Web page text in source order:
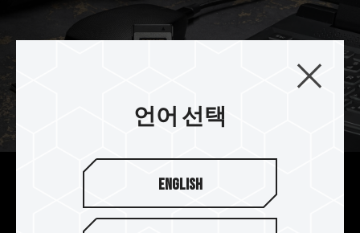
뛰어난 읽기/쓰기 속도로 빠른
전송 경험
언어 선택
English